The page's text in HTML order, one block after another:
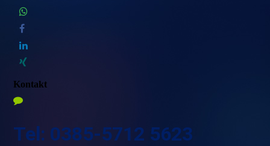
Kontakt
Tel: 0385-5712 5623